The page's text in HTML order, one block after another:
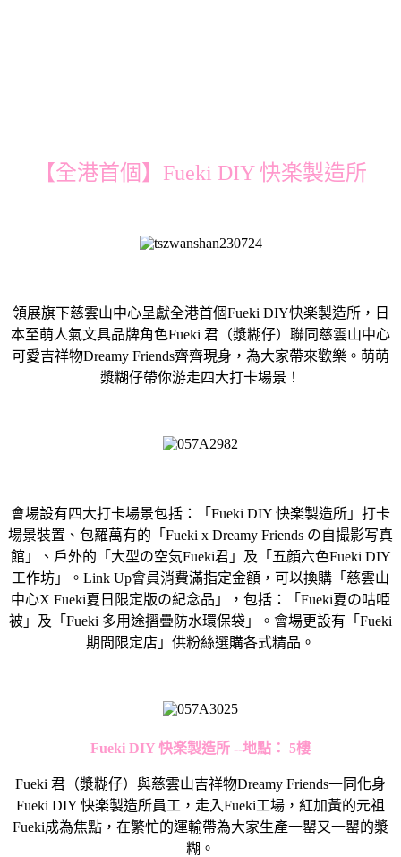
【全港首個】Fueki DIY 快楽製造所
領展旗下慈雲山中心呈獻全港首個Fueki DIY快楽製造所，日
本至萌人氣文具品牌角色Fueki 君（漿糊仔）聯同慈雲山中心
可愛吉祥物Dreamy Friends齊齊現身，為大家帶來歡樂。萌萌
漿糊仔帶你游走四大打卡場景！
會場設有四大打卡場景包括：「Fueki DIY 快楽製造所」打卡
場景裝置、包羅萬有的「Fueki x Dreamy Friends の自撮影写真
館」、戶外的「大型の空気Fueki君」及「五顔六色Fueki DIY
工作坊」。Link Up會員消費滿指定金額，可以換購「慈雲山
中心X Fueki夏日限定版の紀念品」，包括：「Fueki夏の咕𠱸
被」及「Fueki 多用途摺疊防水環保袋」。會場更設有「Fueki
期間限定店」供粉絲選購各式精品。
Fueki DIY 快楽製造所 --地點： 5樓
Fueki 君（漿糊仔）與慈雲山吉祥物Dreamy Friends一同化身
Fueki DIY 快楽製造所員工，走入Fueki工場，紅加黃的元祖
Fueki成為焦點，在繁忙的運輸帶為大家生產一罌又一罌的漿
糊。